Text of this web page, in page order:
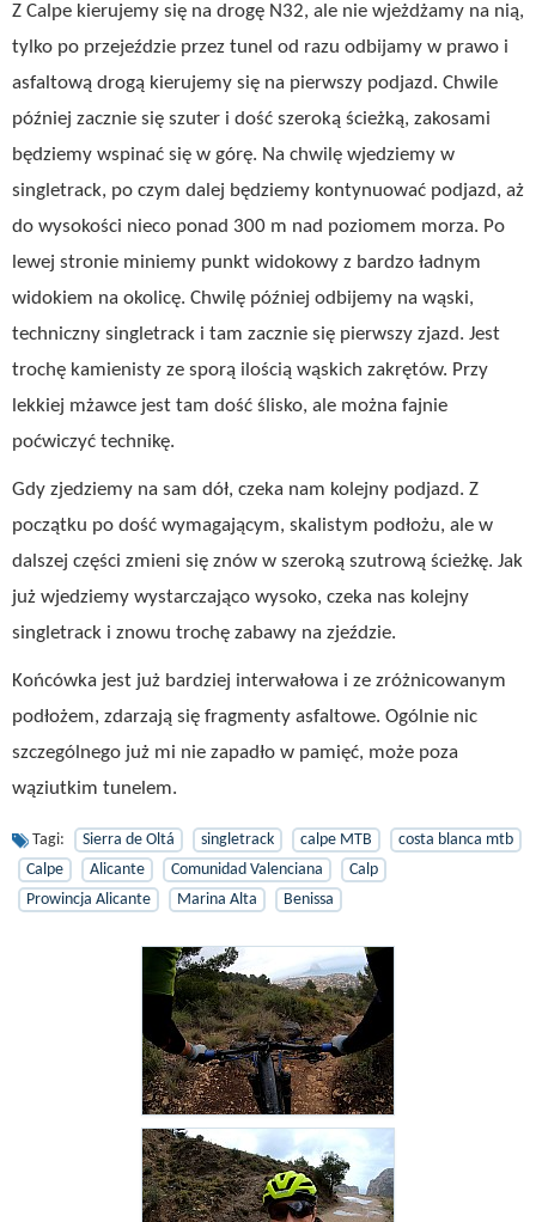
Z Calpe kierujemy się na drogę N32, ale nie wjeżdżamy na nią,
tylko po przejeździe przez tunel od razu odbijamy w prawo i
asfaltową drogą kierujemy się na pierwszy podjazd. Chwile
później zacznie się szuter i dość szeroką ścieżką, zakosami
będziemy wspinać się w górę. Na chwilę wjedziemy w
singletrack, po czym dalej będziemy kontynuować podjazd, aż
do wysokości nieco ponad 300 m nad poziomem morza. Po
lewej stronie miniemy punkt widokowy z bardzo ładnym
widokiem na okolicę. Chwilę później odbijemy na wąski,
techniczny singletrack i tam zacznie się pierwszy zjazd. Jest
trochę kamienisty ze sporą ilością wąskich zakrętów. Przy
lekkiej mżawce jest tam dość ślisko, ale można fajnie
poćwiczyć technikę.
Gdy zjedziemy na sam dół, czeka nam kolejny podjazd. Z
początku po dość wymagającym, skalistym podłożu, ale w
dalszej części zmieni się znów w szeroką szutrową ścieżkę. Jak
już wjedziemy wystarczająco wysoko, czeka nas kolejny
singletrack i znowu trochę zabawy na zjeździe.
Końcówka jest już bardziej interwałowa i ze zróżnicowanym
podłożem, zdarzają się fragmenty asfaltowe. Ogólnie nic
szczególnego już mi nie zapadło w pamięć, może poza
wąziutkim tunelem.
Tagi: Sierra de Oltá singletrack calpe MTB
costa blanca mtb
Calpe
Alicante Comunidad Valenciana
Calp
Prowincja Alicante
Marina Alta Benissa